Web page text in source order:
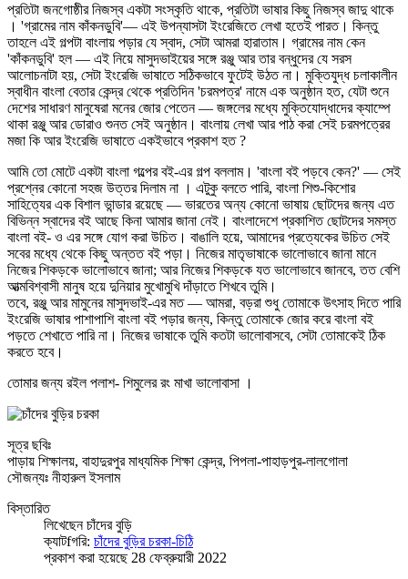
প্রতিটা জনগোষ্ঠীর নিজস্ব একটা সংস্কৃতি থাকে, প্রতিটা ভাষার কিছু নিজস্ব জাদু থাকে
। 'গ্রামের নাম কাঁকনডুবি'— এই উপন্যাসটা ইংরেজিতে লেখা হতেই পারত। কিন্তু
তাহলে এই গল্পটা বাংলায় পড়ার যে স্বাদ, সেটা আমরা হারাতাম। গ্রামের নাম কেন
'কাঁকনডুবি' হল — এই নিয়ে মাসুদভাইয়ের সঙ্গে রঞ্জু আর তার বন্ধুদের যে সরস
আলোচনাটা হয়, সেটা ইংরেজি ভাষাতে সঠিকভাবে ফুটেই উঠত না। মুক্তিযুদ্ধ চলাকালীন
স্বাধীন বাংলা বেতার কেন্দ্র থেকে প্রতিদিন 'চরমপত্র' নামে এক অনুষ্ঠান হত, যেটা শুনে
দেশের সাধারণ মানুষেরা মনের জোর পেতেন — জঙ্গলের মধ্যে মুক্তিযোদ্ধাদের ক্যাম্পে
থাকা রঞ্জু আর ডোরাও শুনত সেই অনুষ্ঠান। বাংলায় লেখা আর পাঠ করা সেই চরমপত্রের
মজা কি আর ইংরেজি ভাষাতে একইভাবে প্রকাশ হত ?
আমি তো মোটে একটা বাংলা গল্পের বই-এর গল্প বললাম। 'বাংলা বই পড়বে কেন?' — সেই
প্রশ্নের কোনো সহজ উত্তর দিলাম না । এটুকু বলতে পারি, বাংলা শিশু-কিশোর
সাহিত্যের এক বিশাল ভান্ডার রয়েছে — ভারতের অন্য কোনো ভাষায় ছোটদের জন্য এত
বিভিন্ন স্বাদের বই আছে কিনা আমার জানা নেই। বাংলাদেশে প্রকাশিত ছোটদের সমস্ত
বাংলা বই- ও এর সঙ্গে যোগ করা উচিত। বাঙালি হয়ে, আমাদের প্রত্যেকের উচিত সেই
সবের মধ্যে থেকে কিছু অন্তত বই পড়া। নিজের মাতৃভাষাকে ভালোভাবে জানা মানে
নিজের শিকড়কে ভালোভাবে জানা; আর নিজের শিকড়কে যত ভালোভাবে জানবে, তত বেশি
আত্মবিশ্বাসী মানুষ হয়ে দুনিয়ার মুখোমুখি দাঁড়াতে শিখবে তুমি।
তবে, রঞ্জু আর মামুনের মাসুদভাই-এর মত — আমরা, বড়রা শুধু তোমাকে উৎসাহ দিতে পারি
ইংরেজি ভাষার পাশাপাশি বাংলা বই পড়ার জন্য, কিন্তু তোমাকে জোর করে বাংলা বই
পড়তে শেখাতে পারি না। নিজের ভাষাকে তুমি কতটা ভালোবাসবে, সেটা তোমাকেই ঠিক
করতে হবে।
তোমার জন্য রইল পলাশ- শিমুলের রং মাখা ভালোবাসা ।
সূত্র ছবিঃ
পাড়ায় শিক্ষালয়, বাহাদুরপুর মাধ্যমিক শিক্ষা কেন্দ্র, পিপলা-পাহাড়পুর-লালগোলা
সৌজন্যঃ নীহারুল ইসলাম
বিস্তারিত
লিখেছেনচাঁদের বুড়ি
ক্যাটfগরি: চাঁদের বুড়ির চরকা-চিঠি
প্রকাশ করা হয়েছে 28 ফেব্রুয়ারী 2022